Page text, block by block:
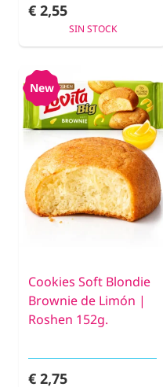
€ 2,55
SIN STOCK
New
Cookies Soft Blondie
Brownie de Limón |
Roshen 152g.
€ 2,75